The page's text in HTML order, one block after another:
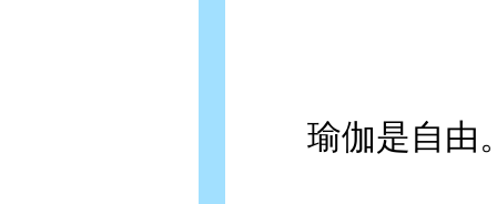
瑜伽是自由